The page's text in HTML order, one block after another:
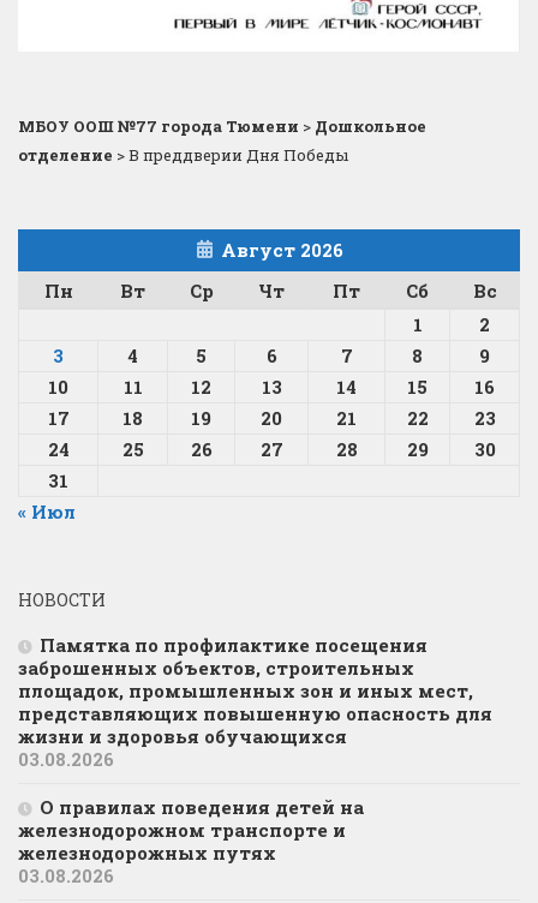
МБОУ ООШ №77 города Тюмени > Дошкольное
отделение >В преддверии Дня Победы
Август 2026
Пн
Вт Ср Чт Пт Сб
Вс
1
2
3
4 5 6 7 8
9
10
11 12 13 14 15
16
17
18 19 20 21 22
23
24
25 26 27 28 29
30
31
« Июл
НОВОСТИ
Памятка по профилактике посещения
заброшенных объектов, строительных
площадок, промышленных зон и иных мест,
представляющих повышенную опасность для
жизни и здоровья обучающихся
03.08.2026
О правилах поведения детей на
железнодорожном транспорте и
железнодорожных путях
03.08.2026